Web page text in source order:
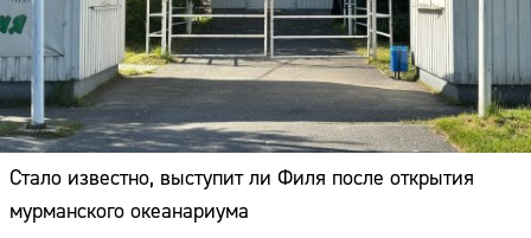
Стало известно, выступит ли Филя после открытия
мурманского океанариума